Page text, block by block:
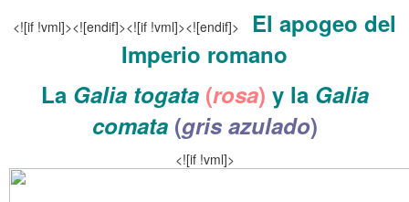
<![if !vml]><![endif]><![if !vml]><![endif]>
El apogeo del
Imperio romano
La Galia togata (rosa) y la Galia
comata (gris azulado)
<![if !vml]>